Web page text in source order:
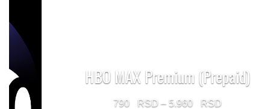
HBO MAX Premium (Prepaid)
– 5.960
Price